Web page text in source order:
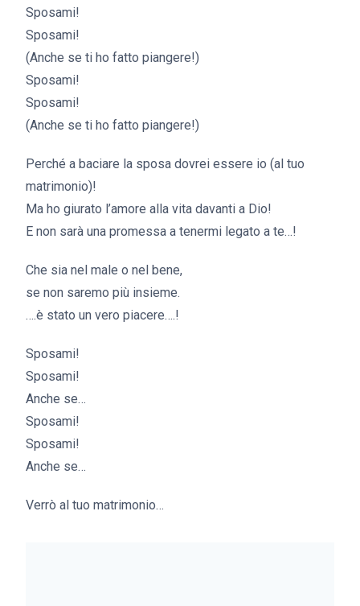
Sposami!
Sposami!
(Anche se ti ho fatto piangere!)
Sposami!
Sposami!
(Anche se ti ho fatto piangere!)
Perché a baciare la sposa dovrei essere io (al tuo
matrimonio)!
Ma ho giurato l’amore alla vita davanti a Dio!
E non sarà una promessa a tenermi legato a te…!
Che sia nel male o nel bene,
se non saremo più insieme.
….è stato un vero piacere….!
Sposami!
Sposami!
Anche se…
Sposami!
Sposami!
Anche se…
Verrò al tuo matrimonio…